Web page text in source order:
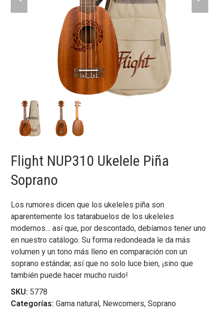
slide
slide
Flight NUP310 Ukelele Piña
Soprano
Los rumores dicen que los ukeleles piña son
aparentemente los tatarabuelos de los ukeleles
modernos… así que, por descontado, debíamos tener uno
en nuestro catálogo. Su forma redondeada le da más
volumen y un tono más lleno en comparación con un
soprano estándar, así que no solo luce bien, ¡sino que
también puede hacer mucho ruido!
SKU: 5778
Categorías: Gama natural, Newcomers,Soprano